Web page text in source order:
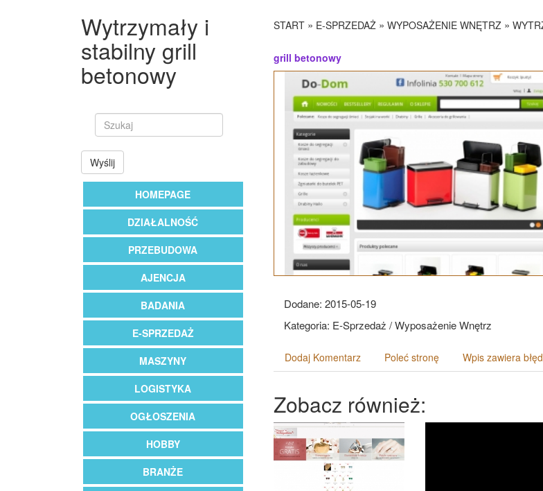
Wytrzymały i
stabilny grill
betonowy
Wyślij
HOMEPAGE
DZIAŁALNOŚĆ
PRZEBUDOWA
AJENCJA
BADANIA
E-SPRZEDAŻ
MASZYNY
LOGISTYKA
OGŁOSZENIA
HOBBY
BRANŻE
START» E-SPRZEDAŻ» WYPOSAŻENIE WNĘTRZ»
grill betonowy
Dodane: 2015-05-19
Kategoria: E-Sprzedaż / Wyposażenie Wnętrz
Dodaj Komentarz Poleć stronę Wpis zawiera
Zobacz również: